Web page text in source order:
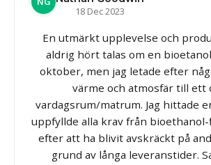
18 Dec 2023
En utmärkt upplevelse och
aldrig hört talas om en
oktober, men jag letade efter
värme och atmosfär till ett
vardagsrum/matrum. Jag hittade
uppfyllde alla krav från bioethanol-
efter att ha blivit avskräckt på
grund av långa leveranstider.